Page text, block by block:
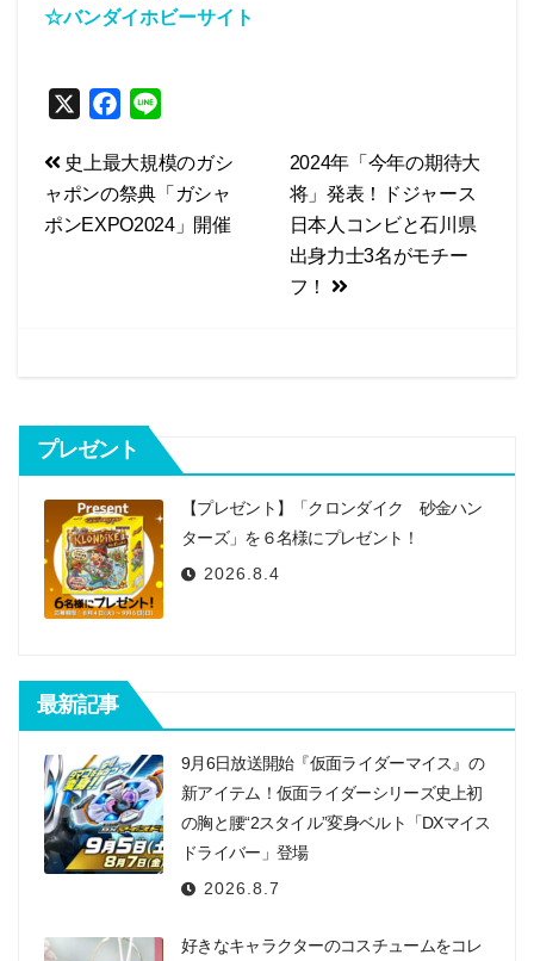
☆バンダイホビーサイト
c
e
b
n
e
投
稿
シ
ョ
ン
2024年「今年の期待大
将」発表！ドジャース
日本人コンビと石川県
出身力士3名がモチー
フ！
史上最大規模のガシ
ャポンの祭典「ガシャ
ポンEXPO2024」開催
プレゼント
【プレゼント】「クロンダイク 砂金ハン
ターズ」を６名様にプレゼント！
2026.8.4
最新記事
9月6日放送開始『仮面ライダーマイス』の
新アイテム！仮面ライダーシリーズ史上初
の胸と腰“2スタイル”変身ベルト「DXマイス
ドライバー」登場
2026.8.7
好きなキャラクターのコスチュームをコレ